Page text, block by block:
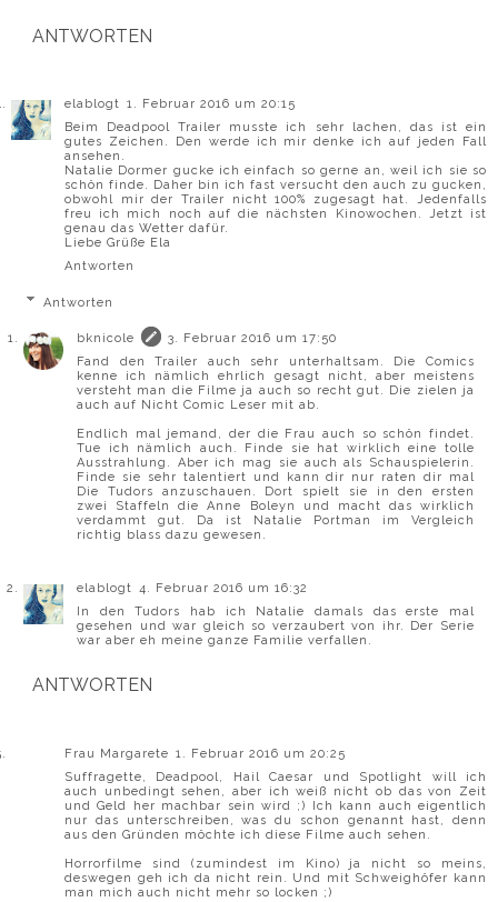
ANTWORTEN
elablogt 1. Februar 2016 um 20:15
Beim Deadpool Trailer musste ich sehr lachen, das ist ein
gutes Zeichen. Den werde ich mir denke ich auf jeden Fall
ansehen.
Natalie Dormer gucke ich einfach so gerne an, weil ich sie so
schön finde. Daher bin ich fast versucht den auch zu gucken,
obwohl mir der Trailer nicht 100% zugesagt hat. Jedenfalls
freu ich mich noch auf die nächsten Kinowochen. Jetzt ist
genau das Wetter dafür.
Liebe Grüße Ela
Antworten
Antworten
bknicole
3. Februar 2016 um 17:50
Fand den Trailer auch sehr unterhaltsam. Die Comics
kenne ich nämlich ehrlich gesagt nicht, aber meistens
versteht man die Filme ja auch so recht gut. Die zielen ja
auch auf Nicht Comic Leser mit ab.
Endlich mal jemand, der die Frau auch so schön findet.
Tue ich nämlich auch. Finde sie hat wirklich eine tolle
Ausstrahlung. Aber ich mag sie auch als Schauspielerin.
Finde sie sehr talentiert und kann dir nur raten dir mal
Die Tudors anzuschauen. Dort spielt sie in den ersten
zwei Staffeln die Anne Boleyn und macht das wirklich
verdammt gut. Da ist Natalie Portman im Vergleich
richtig blass dazu gewesen.
elablogt 4. Februar 2016 um 16:32
In den Tudors hab ich Natalie damals das erste mal
gesehen und war gleich so verzaubert von ihr. Der Serie
war aber eh meine ganze Familie verfallen.
ANTWORTEN
Frau Margarete 1. Februar 2016 um 20:25
Suffragette, Deadpool, Hail Caesar und Spotlight will ich
auch unbedingt sehen, aber ich weiß nicht ob das von Zeit
und Geld her machbar sein wird ;) Ich kann auch eigentlich
nur das unterschreiben, was du schon genannt hast, denn
aus den Gründen möchte ich diese Filme auch sehen.
Horrorfilme sind (zumindest im Kino) ja nicht so meins,
deswegen geh ich da nicht rein. Und mit Schweighöfer kann
man mich auch nicht mehr so locken ;)